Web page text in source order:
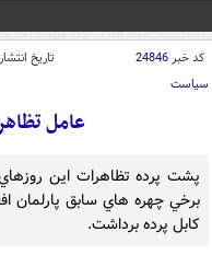
کد خبر24846 تاریخ
سیاست
عامل
پشت پرده تظاهرات اين
برخي چهره هاي سابق پارلمان
کابل پرده برداشت.